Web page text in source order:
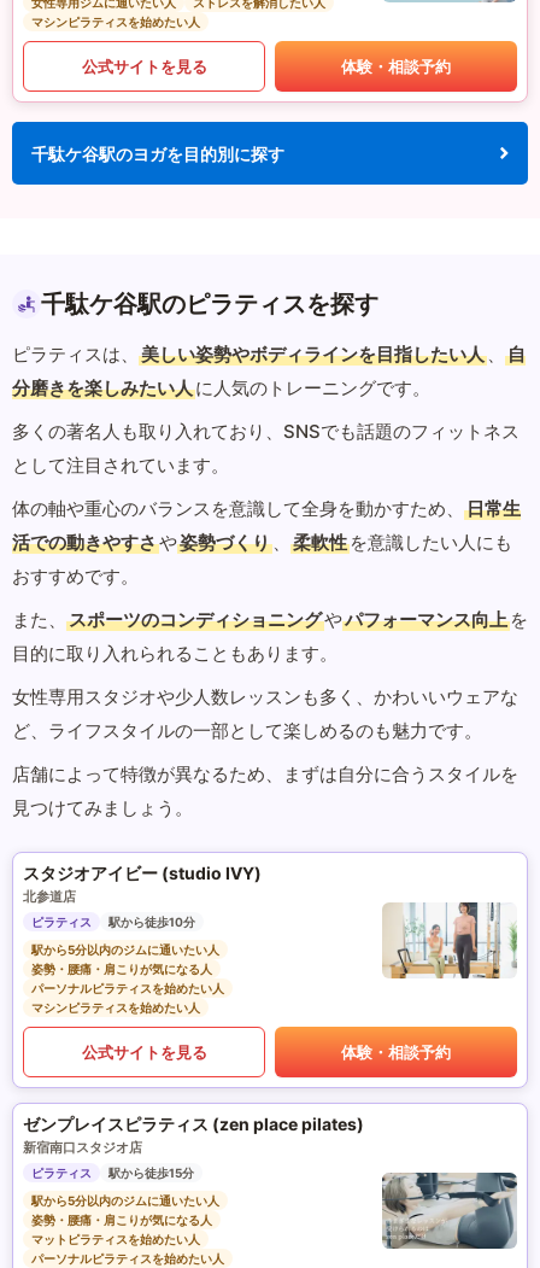
女性専用ジムに通いたい人
ストレスを解消したい人
マシンピラティスを始めたい人
公式サイトを見る 体験・相談予約
千駄ケ谷駅のヨガを目的別に探す
千駄ケ谷駅のピラティスを探す
ピラティスは、 美しい姿勢やボディラインを目指したい人 、
自
分磨きを楽しみたい人に人気のトレーニングです。
多くの著名人も取り入れており、SNSでも話題のフィットネス
として注目されています。
体の軸や重心のバランスを意識して全身を動かすため、
日常生
活での動きやすさや姿勢づくり 、 柔軟性 を意識したい人にも
おすすめです。
また、
スポーツのコンディショニングやパフォーマンス向上 を
目的に取り入れられることもあります。
女性専用スタジオや少人数レッスンも多く、かわいいウェアな
ど、ライフスタイルの一部として楽しめるのも魅力です。
店舗によって特徴が異なるため、まずは自分に合うスタイルを
見つけてみましょう。
スタジオアイビー (studio IVY)
北参道店
ピラティス
駅から徒歩10分
駅から5分以内のジムに通いたい人
姿勢・腰痛・肩こりが気になる人
パーソナルピラティスを始めたい人
マシンピラティスを始めたい人
公式サイトを見る 体験・相談予約
ゼンプレイスピラティス (zen place pilates)
新宿南口スタジオ店
ピラティス
駅から徒歩15分
駅から5分以内のジムに通いたい人
姿勢・腰痛・肩こりが気になる人
マットピラティスを始めたい人
パーソナルピラティスを始めたい人